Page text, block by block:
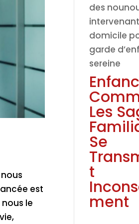
est
le
des
domicile
garde
sereine
Les
Se
t
ment